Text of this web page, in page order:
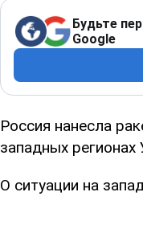
Будьте
Google
Россия нанесла
западных
О ситуации на